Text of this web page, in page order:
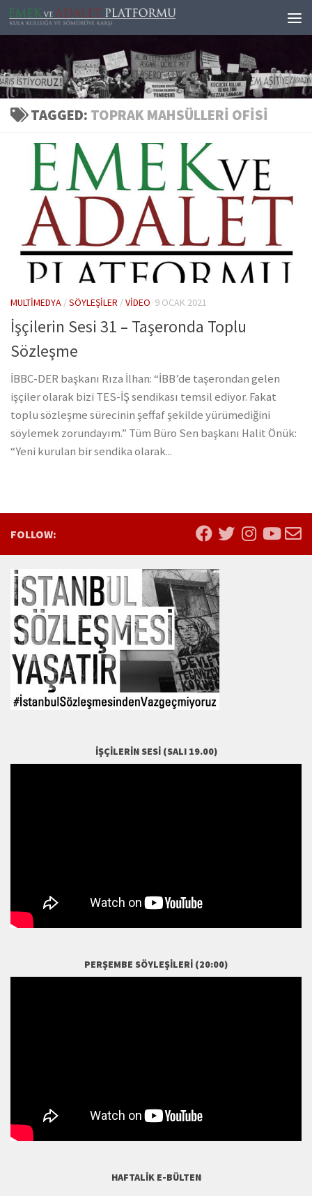
Skip to content
TAGGED: TOPRAK MAHSÜLLERI OFISI
MULTIMEDYA /SÖYLEŞILER /VIDEO 9 OCAK 2021
İşçilerin Sesi 31 – Taşeronda Toplu
Sözleşme
İBBC-DER başkanı Rıza İlhan: “İBB’de taşerondan gelen
işçiler olarak bizi TES-İŞ sendikası temsil ediyor. Fakat
toplu sözleşme sürecinin şeffaf şekilde yürümediğini
söylemek zorundayım.” Tüm Büro Sen başkanı Halit Önük:
“Yeni kurulan bir sendika olarak...
FOLLOW:
İŞÇILERIN SESI (SALI 19.00)
PERŞEMBE SÖYLEŞILERI (20:00)
HAFTALIK E-BÜLTEN